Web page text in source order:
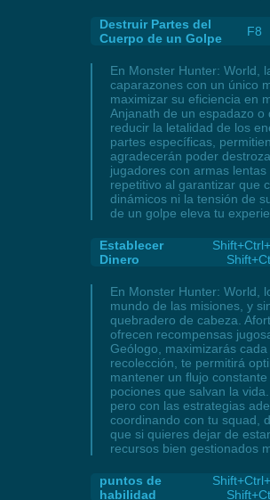
Destruir Partes del
Cuerpo de un Golpe
F8
En Monster Hunter: World,
caparazones con un único
maximizar su eficiencia en
Anjanath de un espadazo
reducir la letalidad de los
partes específicas,
agradecerán poder
jugadores con armas
repetitivo al garantizar que
dinámicos ni la tensión de
de un golpe eleva tu
Establecer
Dinero
En Monster Hunter: World,
mundo de las misiones, y
quebradero de cabeza.
ofrecen recompensas
Geólogo, maximizarás
recolección, te permitirá
mantener un flujo
pociones que salvan la
pero con las estrategias
coordinando con tu squad,
que si quieres dejar de
recursos bien gestionados
puntos de
habilidad